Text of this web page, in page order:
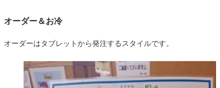
オーダー＆お冷
オーダーはタブレットから発注するスタイルです。